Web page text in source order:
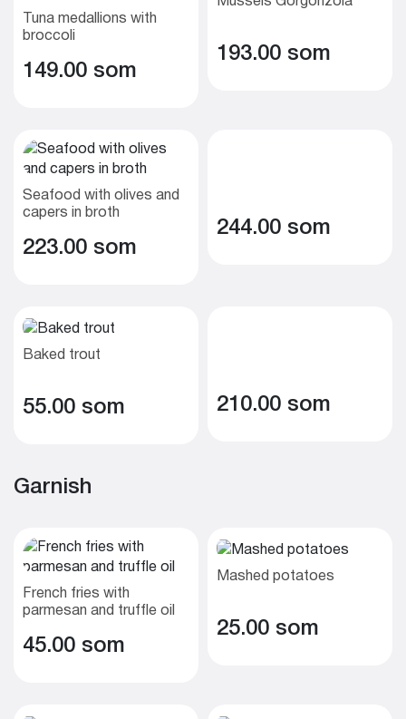
Tuna medallions with
broccoli
149.00 som
193.00 som
Seafood with olives and
capers in broth
223.00 som
244.00 som
Baked trout
55.00 som 210.00 som
Garnish
French fries with
parmesan and truffle oil
45.00 som
Mashed potatoes
25.00 som